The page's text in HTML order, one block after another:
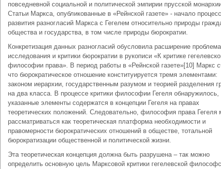
повседневной социальной и политической эмпирии прусской
Статьи Маркса, опубликованные в «Рейнской газете» - начало
развития разногласий Маркса с Гегелем относительно природы
общества и государства, в том числе природы бюрократии.
Конкретизация данных разногласий обусловила расширение
исследования и критики бюрократии в рукописи «К критике
философии права». В период работы в «Рейнской газете»[10] Маркс
что бюрократическое отношение конституируется тремя элементами:
законом иерархии, государственным разумом и теорией разделения
на два класса. В процессе критики философии Гегеля обнаружилось,
указанные элементы содержатся в концепции Гегеля на правах
теоретических положений. Следовательно, философия права Гегеля
рассматриваться как теоретическая платформа необходимости и
правомерности бюрократических отношений в обществе, тотальной
бюрократизации общественной и политической жизни.
Эта теоретическая концепция должна быть разрушена – так можно
определить основную цель Марксовой критики гегелевской